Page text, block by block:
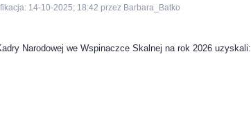
14-10-2025; 18:42 przez Barbara_Batko
Narodowej we Wspinaczce Skalnej na rok 2026 uzyskali: